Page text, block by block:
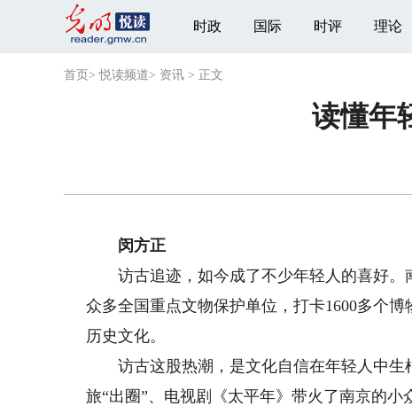
时政 国际 时评 理论
首页 >悦读频道> 资讯 > 正文
读懂年
闵方正
访古追迹，如今成了不少年轻人的喜好。
众多全国重点文物保护单位，打卡1600多个
历史文化。
访古这股热潮，是文化自信在年轻人中生
旅“出圈”、电视剧《太平年》带火了南京的